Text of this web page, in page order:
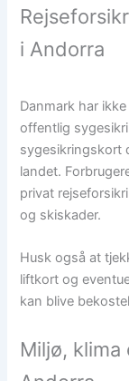
i Andorra
Danmark har
offentlig
sygesikringskort
landet.
privat
og skiskader.
Husk også at
liftkort og
kan blive
Miljø,